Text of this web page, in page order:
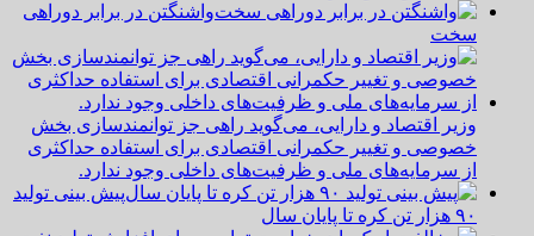
واشنگتن در برابر دوراهی
سخت
وزیر اقتصاد و دارایی، می‌گوید راهی جز توانمندسازی بخش
خصوصی و تغییر حکمرانی اقتصادی برای استفاده حداکثری
از سرمایه‌های ملی و ظرفیت‌های داخلی وجود ندارد.
پیش بینی تولید
۹۰ هزار تن کره تا پایان سال